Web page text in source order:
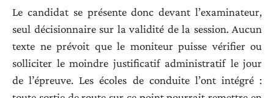
Le candidat se présente donc devant l’examinateur,
seul décisionnaire sur la validité de la session. Aucun
texte ne prévoit que le moniteur puisse vérifier ou
solliciter le moindre justificatif administratif le jour
de l’épreuve. Les écoles de conduite l’ont intégré :